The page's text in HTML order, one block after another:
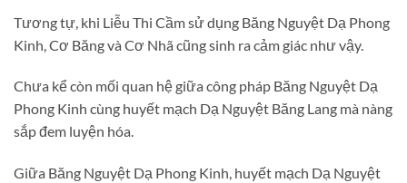
Tương tự, khi Liễu Thi Cầm sử dụng Băng Nguyệt Dạ Phong
Kinh, Cơ Băng và Cơ Nhã cũng sinh ra cảm giác như vậy.
Chưa kể còn mối quan hệ giữa công pháp Băng Nguyệt Dạ
Phong Kinh cùng huyết mạch Dạ Nguyệt Băng Lang mà nàng
sắp đem luyện hóa.
Giữa Băng Nguyệt Dạ Phong Kinh, huyết mạch Dạ Nguyệt